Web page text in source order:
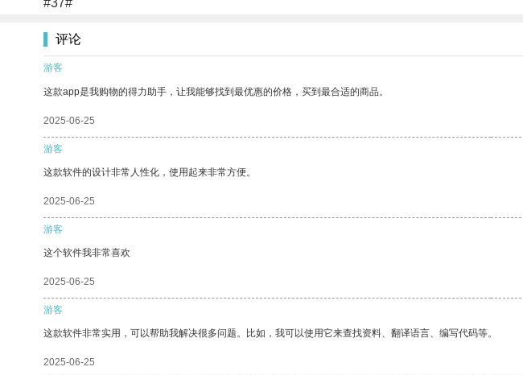
#37#
评论
游客
这款app是我购物的得力助手，让我能够找到最优惠的价格，买到最合适的商品。
2025-06-25
游客
这款软件的设计非常人性化，使用起来非常方便。
2025-06-25
游客
这个软件我非常喜欢
2025-06-25
游客
这款软件非常实用，可以帮助我解决很多问题。比如，我可以使用它来查找资料、翻译语言、编写代码等。
2025-06-25